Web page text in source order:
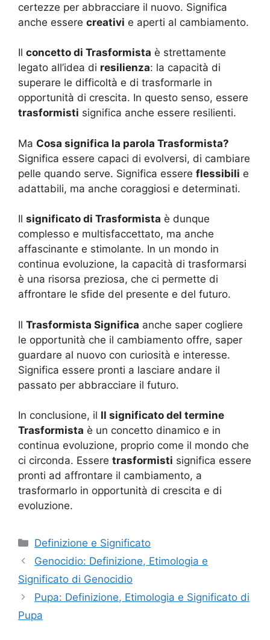
certezze per abbracciare il nuovo. Significa
anche essere creativi e aperti al cambiamento.
Il concetto di Trasformista è strettamente
legato all’idea di resilienza: la capacità di
superare le difficoltà e di trasformarle in
opportunità di crescita. In questo senso, essere
trasformisti significa anche essere resilienti.
Ma Cosa significa la parola Trasformista?
Significa essere capaci di evolversi, di cambiare
pelle quando serve. Significa essere flessibili e
adattabili, ma anche coraggiosi e determinati.
Il significato di Trasformista è dunque
complesso e multisfaccettato, ma anche
affascinante e stimolante. In un mondo in
continua evoluzione, la capacità di trasformarsi
è una risorsa preziosa, che ci permette di
affrontare le sfide del presente e del futuro.
Il Trasformista Significa anche saper cogliere
le opportunità che il cambiamento offre, saper
guardare al nuovo con curiosità e interesse.
Significa essere pronti a lasciare andare il
passato per abbracciare il futuro.
In conclusione, il Il significato del termine
Trasformista è un concetto dinamico e in
continua evoluzione, proprio come il mondo che
ci circonda. Essere trasformisti significa essere
pronti ad affrontare il cambiamento, a
trasformarlo in opportunità di crescita e di
evoluzione.
Categorie
Definizione e Significato
Genocidio: Definizione, Etimologia e
Significato di Genocidio
Pupa: Definizione, Etimologia e Significato di
Pupa